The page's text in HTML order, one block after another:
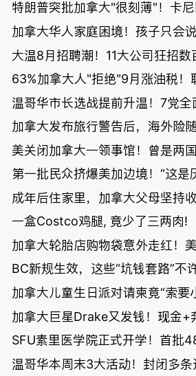
特朗普突批加拿大"很刻薄"！卡
加拿大华人家庭困境！孩子只会
大温8月招聘潮！11大公司狂招数
63%加拿大人"拒绝"9月涨油税！
温哥华市长选战提前升温！7党全
加拿大发布旅行警告后，海外险随
美关闭加拿大一领事馆！曾是两
第一批民众挤爆美加边境！“这是
成年后住家里，加拿大父母坚持收
一盒Costco鸡腿, 竟少了三两肉!
加拿大轮胎店购物袋意外走红！
BC新规生效，这些“坑钱套路”不
加拿大儿童生日派对请柬竟“索要
加拿大巨星Drake又发钱！现金+
SFU素里医学院正式开学！首批
温哥华本周末3大活动！封闭多条